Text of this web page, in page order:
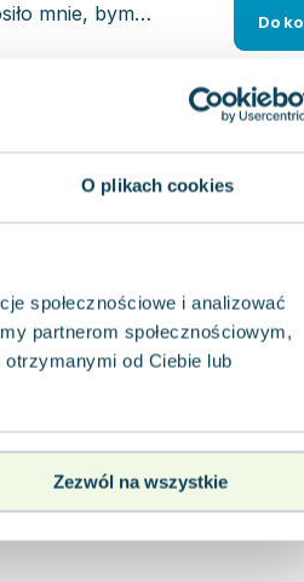
O plikach cookies
społecznościowe i analizować
partnerom społecznościowym,
od Ciebie lub
Zezwól na wszystkie
mnie, bym
Do
Dorota
dzień, w którym
swojego życia.